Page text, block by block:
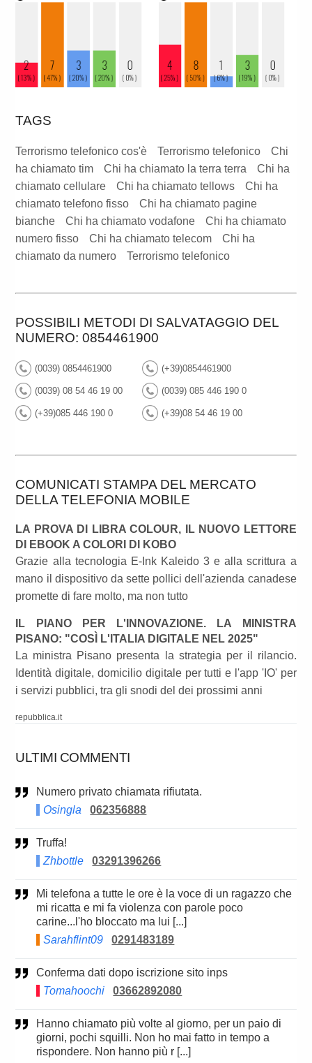
TAGS
Terrorismo telefonico cos'è Terrorismo telefonico
Chi
ha chiamato tim
Chi ha chiamato la terra terra
Chi ha
chiamato cellulare
Chi ha chiamato tellows
Chi ha
chiamato telefono fisso
Chi ha chiamato pagine
bianche
Chi ha chiamato vodafone
Chi ha chiamato
numero fisso
Chi ha chiamato telecom
Chi ha
chiamato da numero
Terrorismo telefonico
POSSIBILI METODI DI SALVATAGGIO DEL
NUMERO: 0854461900
(0039) 0854461900 (+39)0854461900
(0039) 08 54 46 19 00 (0039) 085 446 190 0
(+39)085 446 190 0 (+39)08 54 46 19 00
COMUNICATI STAMPA DEL MERCATO
DELLA TELEFONIA MOBILE
LA PROVA DI LIBRA COLOUR, IL NUOVO LETTORE
DI EBOOK A COLORI DI KOBO
Grazie alla tecnologia E-Ink Kaleido 3 e alla scrittura a
mano il dispositivo da sette pollici dell'azienda canadese
promette di fare molto, ma non tutto
IL PIANO PER L'INNOVAZIONE. LA MINISTRA
PISANO: "COSÌ L'ITALIA DIGITALE NEL 2025"
La ministra Pisano presenta la strategia per il rilancio.
Identità digitale, domicilio digitale per tutti e l'app 'IO' per
i servizi pubblici, tra gli snodi del dei prossimi anni
repubblica.it
ULTIMI COMMENTI
Numero privato chiamata rifiutata.
Osingla
062356888
Truffa!
Zhbottle
03291396266
Mi telefona a tutte le ore è la voce di un ragazzo che
mi ricatta e mi fa violenza con parole poco
carine...l'ho bloccato ma lui [...]
Sarahflint09
0291483189
Conferma dati dopo iscrizione sito inps
Tomahoochi
03662892080
Hanno chiamato più volte al giorno, per un paio di
giorni, pochi squilli. Non ho mai fatto in tempo a
rispondere. Non hanno più r [...]